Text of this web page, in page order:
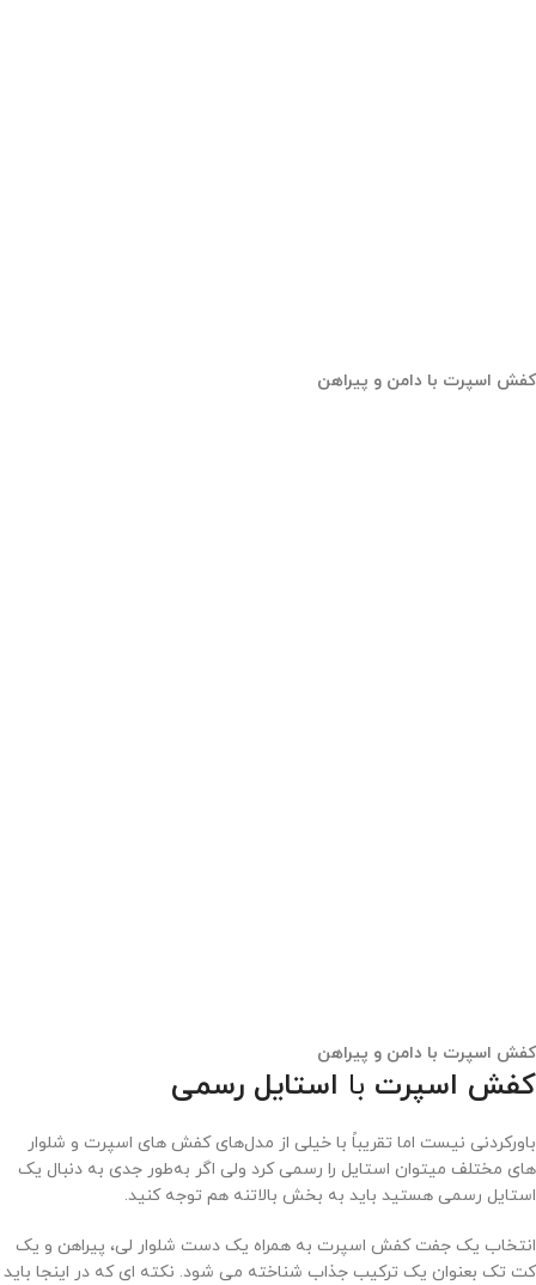
کفش اسپرت با دامن و پیراهن
کفش اسپرت با دامن و پیراهن
کفش اسپرت با استایل رسمی
باورکردنی نیست اما تقریباً با خیلی از مدل‌های کفش های اسپرت و شلوار
های مختلف می‎توان استایل را رسمی کرد ولی اگر به‌طور جدی به دنبال یک
استایل رسمی هستید باید به بخش بالاتنه هم توجه کنید.
انتخاب یک جفت کفش اسپرت به همراه یک دست شلوار لی، پیراهن و یک
کت تک بعنوان یک ترکیب جذاب شناخته می شود. نکته ای که در اینجا باید